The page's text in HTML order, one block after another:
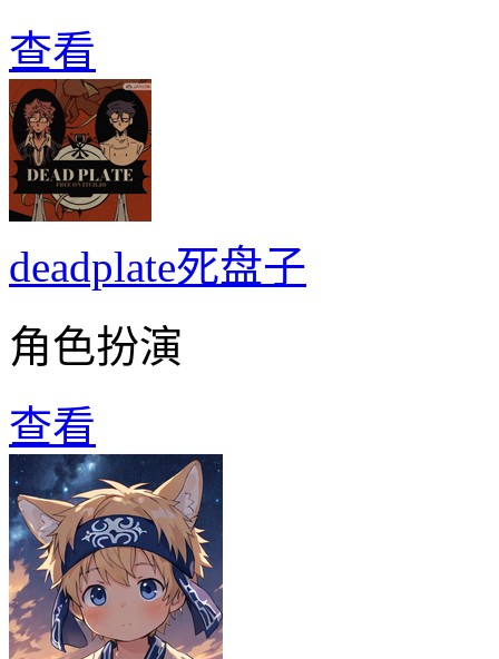
查看
deadplate死盘子
角色扮演
查看